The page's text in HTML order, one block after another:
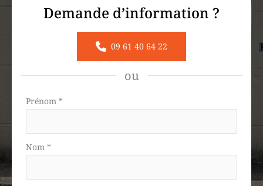
Demande d’information ?
09 61 40 64 22
ou
Formulaire
avec
téléphone
Prénom *
Nom *